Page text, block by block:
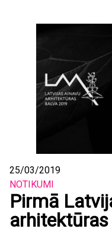
25/03/2019
NOTIKUMI
Pirmā